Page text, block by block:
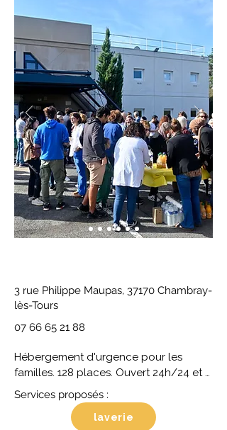
3 rue Philippe Maupas, 37170 Chambray-
lès-Tours
07 66 65 21 88
Hébergement d'urgence pour les
familles. 128 places. Ouvert 24h/24 et
7j/7. Orientation par le 115 uniquement.
Services proposés :
laverie